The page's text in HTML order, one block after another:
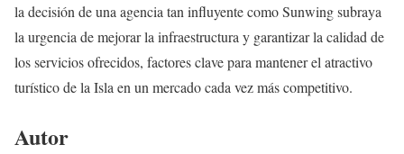
la decisión de una agencia tan influyente como Sunwing subraya
la urgencia de mejorar la infraestructura y garantizar la calidad de
los servicios ofrecidos, factores clave para mantener el atractivo
turístico de la Isla en un mercado cada vez más competitivo.
Autor